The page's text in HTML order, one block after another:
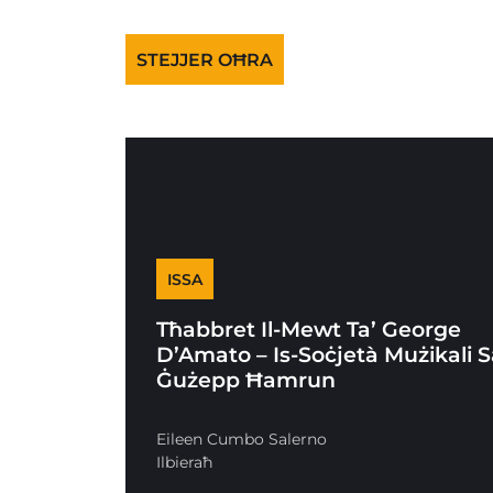
STEJJER OĦRA
ISSA
Tħabbret Il-Mewt Ta’ George
D’Amato – Is-Soċjetà Mużikali
Ġużepp Ħamrun
Eileen Cumbo Salerno
Ilbieraħ